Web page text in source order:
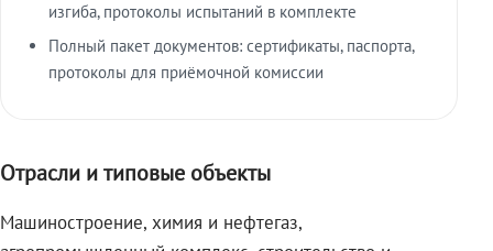
изгиба, протоколы испытаний в комплекте
Полный пакет документов: сертификаты, паспорта,
протоколы для приёмочной комиссии
Отрасли и типовые объекты
Машиностроение, химия и нефтегаз,